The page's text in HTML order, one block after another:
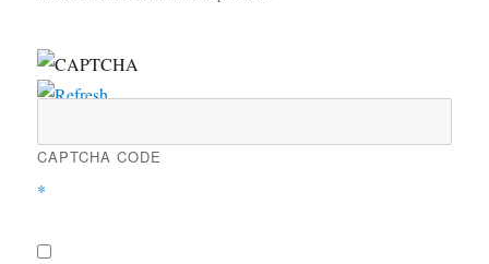
CAPTCHA CODE
*